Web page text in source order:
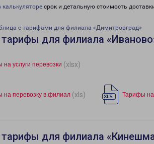
калькуляторе срок и детальную стоимость
с тарифами для филиала «Димитровград»
тарифы для филиала
услуги перевозки (xlsx)
на перевозку в филиал (xls) Тарифы на
тарифы для филиала